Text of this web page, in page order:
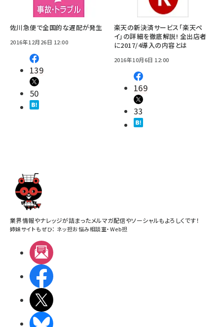
佐川急便で全国的な遅配が発生
2016年12月26日 12:00
139
50
楽天の新決済サービス「楽天ペ
イ」の詳細を徹底解説! 全出店者
に2017/4導入の内容とは
2016年10月6日 12:00
169
33
業界情報やナレッジが詰まったメルマガ配信やソーシャルもよろしくです！
姉妹サイトもぜひ： ネッ担お悩み相談室・Web担